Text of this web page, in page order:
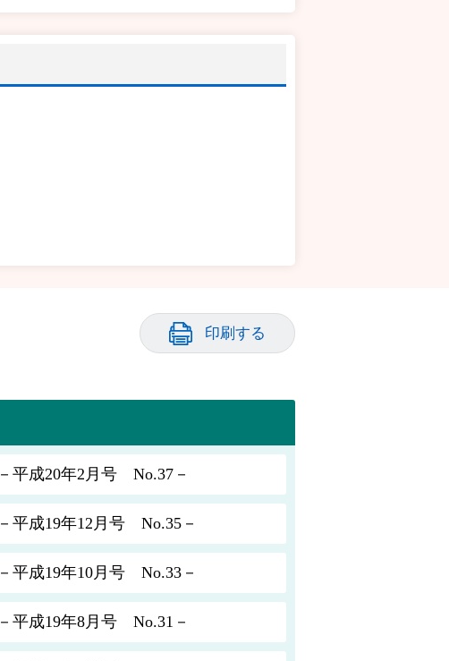
印刷する
平成20年2月号 No.37－
平成19年12月号 No.35－
平成19年10月号 No.33－
平成19年8月号 No.31－